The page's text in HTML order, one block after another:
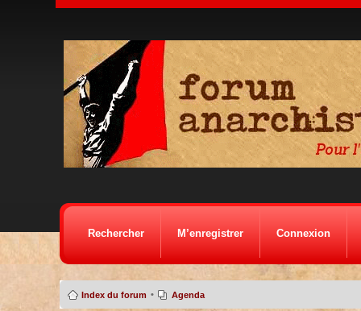
Rechercher M’enregistrer Connexion
Index du forum • Agenda